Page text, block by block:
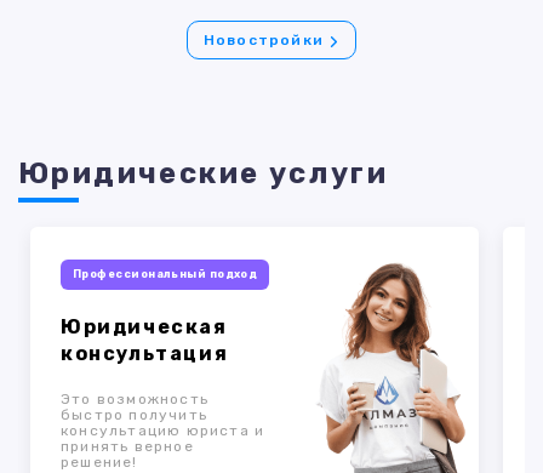
Новостройки
Юридические услуги
Профессиональный подход
Юридическая
консультация
Это возможность
быстро получить
консультацию юриста и
принять верное
решение!